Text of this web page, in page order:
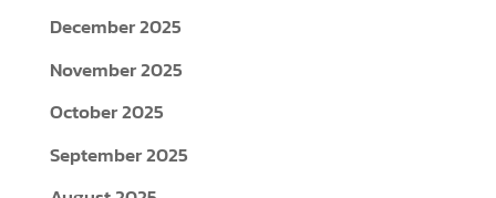
December 2025
November 2025
October 2025
September 2025